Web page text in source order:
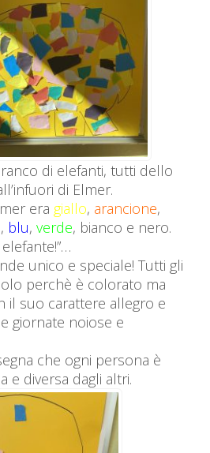
di elefanti, tutti dello
di Elmer.
era giallo, arancione,
, blu, verde, bianco e nero.
unico e speciale! Tutti gli
perchè è colorato ma
il suo carattere allegro e
giornate noiose e
che ogni persona è
e diversa dagli altri.